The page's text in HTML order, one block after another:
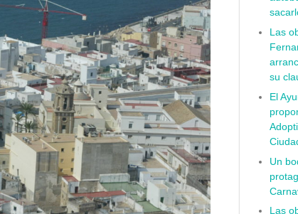
Las
su
El
Un
Las